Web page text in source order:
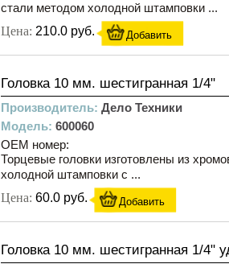
стали методом холодной штамповки ...
Цена: 210.0 руб. Добавить
Головка 10 мм. шестигранная 1/4"
Производитель: Дело Техники
Модель: 600060
OEM номер:
Торцевые головки изготовлены из
холодной штамповки с ...
Цена: 60.0 руб. Добавить
Головка 10 мм. шестигранная 1/4"